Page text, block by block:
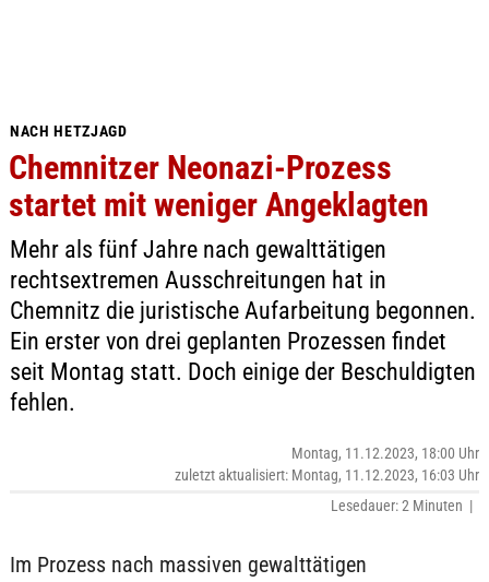
NACH HETZJAGD
Chemnitzer Neonazi-Prozess
startet mit weniger Angeklagten
Mehr als fünf Jahre nach gewalttätigen
rechtsextremen Ausschreitungen hat in
Chemnitz die juristische Aufarbeitung begonnen.
Ein erster von drei geplanten Prozessen findet
seit Montag statt. Doch einige der Beschuldigten
fehlen.
Montag, 11.12.2023, 18:00 Uhr
zuletzt aktualisiert: Montag, 11.12.2023, 16:03 Uhr
Lesedauer: 2 Minuten |
Im Prozess nach massiven gewalttätigen